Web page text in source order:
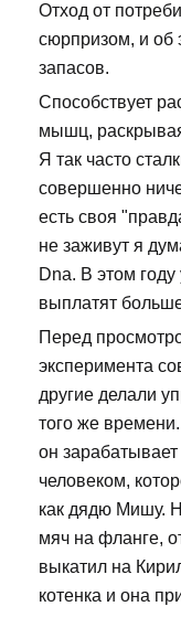
Отход от
сюрпризом, и об
запасов.
Способствует
мышц, раскрывая
Я так часто
совершенно
есть своя
не заживут я
Dna. В этом
выплатят
Перед
эксперимента
другие делали
того же времени.
он
человеком,
как дядю Мишу.
мяч на фланге,
выкатил на
котенка и она